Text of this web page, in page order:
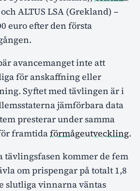
ALTUS LSA (Grekland) –
euro efter den första
avancemanget inte att
för anskaffning eller
Syftet med tävlingen är i
jämförbara data
presterar under samma
framtidaförmågeutveckling.
tävlingsfasen kommer de fem
om prispengar på totalt 1,8
slutliga vinnarna väntas